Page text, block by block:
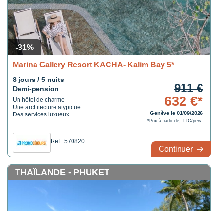
-31%
Marina Gallery Resort KACHA- Kalim Bay 5*
8 jours / 5 nuits
Demi-pension
Un hôtel de charme
Une architecture atypique
Des services luxueux
Ref : 570820
911 €
632 €*
Genève le 01/09/2026
*Prix à partir de, TTC/pers.
Continuer
THAÏLANDE - PHUKET